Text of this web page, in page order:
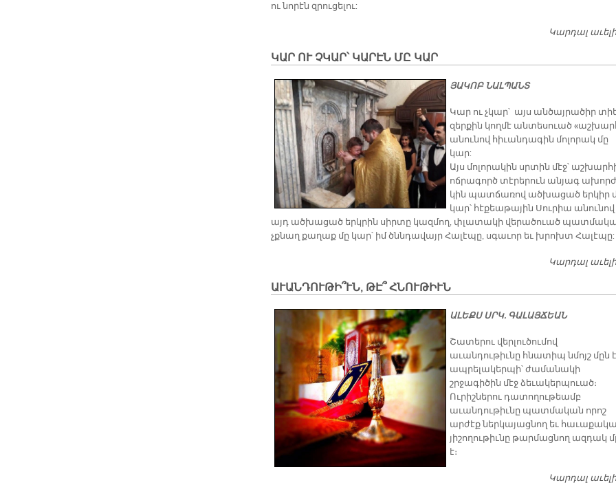
ու նորէն զրուցելու:
Կարդալ
ԿԱՐ ՈՒ ՉԿԱՐ՝ ԿԱՐԷՆ ՄԸ ԿԱՐ
ՅԱԿՈԲ ՆԱԼՊԱՆՏ
Կար ու չկար՝ այս ան­ծայ­րա­ծիր
զեր­քին կող­մէ ան­տե­սուած
ա­նու­նով հի­ւան­դա­գին մո­լո­րակ մը
կար:
Այս մո­լո­րա­կին սրտին մէջ՝
ոճ­րա­գործ տէ­րե­րուն ան­յագ
կին պատ­ճա­ռով ած­խա­ցած եր­կիր
կար՝ հէ­քեա­թա­յին Սու­րիա ա­նու­նով
այդ ած­խա­ցած երկ­րին սիր­տը կազ­մող, փլա­տա­կի վե­րա­ծուած
չքնաղ քա­ղաք մը կար՝ իմ ծննդա­վայր Հա­լէ­պը, սգա­ւոր եւ խրոխտ Հա­լէ­պը:
Կարդալ
ԱՒԱՆԴՈՒԹԻ՞ՒՆ, ԹԷ՞ ՀՆՈՒԹԻՒՆ
Ա­ԼԵՔՍ ՍՐԿ. ԳԱ­ԼԱՅ­ՃԵԱՆ
Շատերու վերլուծումով
աւանդութիւնը հնատիպ նմոյշ մըն է
ապրելակերպի՝ ժամանակի
շրջագիծին մէջ ձեւակերպուած։
Ուրիշներու դատողութեամբ
աւանդութիւնը պատմական որոշ
արժէք ներկայացնող եւ
յիշողութիւնը թարմացնող ազդակ
է։
Կարդալ